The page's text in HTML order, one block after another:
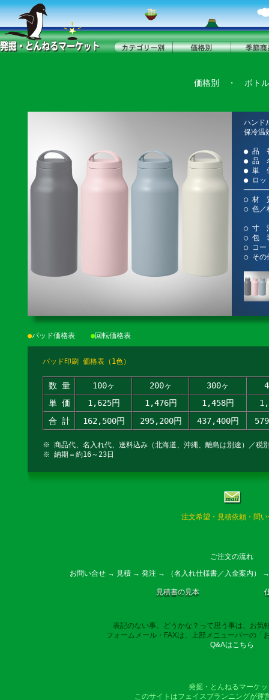
価格別 ・ ボトル
ハンド
保冷温
● 品
● 品
● 単
● ロッ
○ 材
○ 色／
○ 寸
○ 包
○ コー
○ その
●パッド価格表 ●回転価格表
パッド印刷 価格表（1色）
数 量 100ヶ 200ヶ 300ヶ
単 価
1,625円 1,476円 1,458円
合 計
162,500円 295,200円 437,400円
※ 商品代、名入れ代、送料込み（北海道、沖縄、離島は別途）／税
※ 納期＝約16～23日
注文希望・見積依頼・問
ご注文の流れ
お問い合せ → 見積 → 発注 → （名入れ仕様書／入金案内）
見積書の見本
表記のない事、どうかな？って思う事は、お気
フォームメール・FAXは、上部メニューバーの「
Q&Aはこちら
発掘・とんねるマーケ
このサイトはフェイスプランニングが運